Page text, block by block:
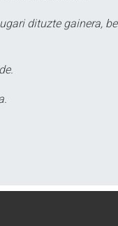
dituzte gainera,